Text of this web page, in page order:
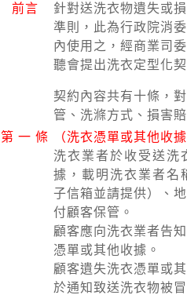
前言
針對送洗衣物遺失或
準則，此為行政院消
內使用之，經商業司
聽會提出洗衣定型化
契約內容共有十條，
管、洗滌方式、損害
第 一 條
（洗衣憑單或其他收
洗衣業者於收受送洗
據，載明洗衣業者名
子信箱並請提供）、
付顧客保管。
顧客應向洗衣業者告
憑單或其他收據。
顧客遺失洗衣憑單或
於通知致送洗衣物被